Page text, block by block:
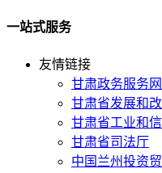
一站式服务
友情链接
甘肃政务服务网
甘肃省发展和
甘肃省工业和
甘肃省司法厅
中国兰州投资